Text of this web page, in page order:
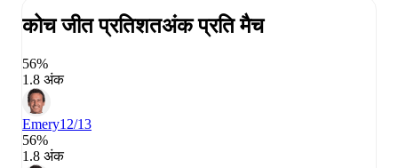
कोच जीत प्रतिशतअंक प्रति मैच
56%
1.8 अंक
Emery12/13
56%
1.8 अंक